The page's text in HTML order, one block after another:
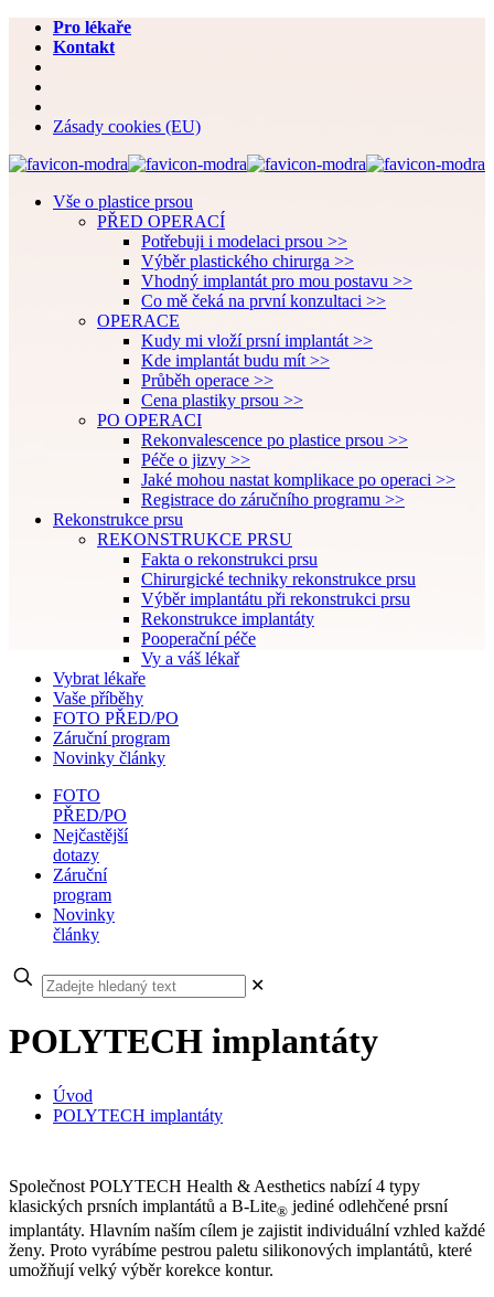
Pro lékaře
Kontakt
Zásady cookies (EU)
Vše o plastice prsou
PŘED OPERACÍ
Potřebuji i modelaci prsou >>
Výběr plastického chirurga >>
Vhodný implantát pro mou postavu >>
Co mě čeká na první konzultaci >>
OPERACE
Kudy mi vloží prsní implantát >>
Kde implantát budu mít >>
Průběh operace >>
Cena plastiky prsou >>
PO OPERACI
Rekonvalescence po plastice prsou >>
Péče o jizvy >>
Jaké mohou nastat komplikace po operaci >>
Registrace do záručního programu >>
Rekonstrukce prsu
REKONSTRUKCE PRSU
Fakta o rekonstrukci prsu
Chirurgické techniky rekonstrukce prsu
Výběr implantátu při rekonstrukci prsu
Rekonstrukce implantáty
Pooperační péče
Vy a váš lékař
Vybrat lékaře
Vaše příběhy
FOTO PŘED/PO
Záruční program
Novinky články
FOTO
PŘED/PO
Nejčastější
dotazy
Záruční
program
Novinky
články
✕
POLYTECH implantáty
Úvod
POLYTECH implantáty
Společnost POLYTECH Health & Aesthetics nabízí 4 typy
klasických prsních implantátů a B-Lite® jediné odlehčené prsní
implantáty. Hlavním naším cílem je zajistit individuální vzhled každé
ženy. Proto vyrábíme pestrou paletu silikonových implantátů, které
umožňují velký výběr korekce kontur.